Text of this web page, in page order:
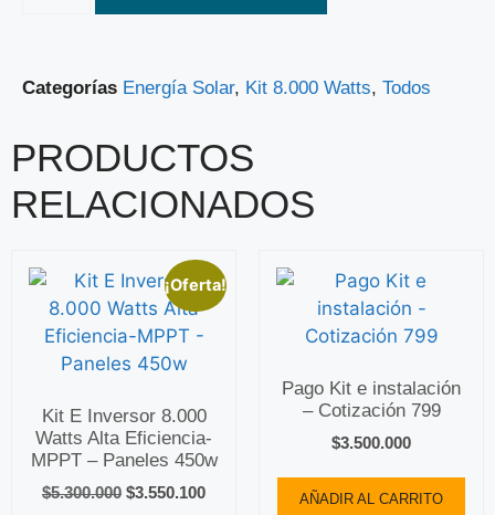
Categorías Energía Solar, Kit 8.000 Watts, Todos
PRODUCTOS
RELACIONADOS
¡Oferta!
Kit E Inversor 8.000
Watts Alta Eficiencia-
MPPT – Paneles 450w
$5.300.000 $3.550.100
Pago Kit e instalación
– Cotización 799
$3.500.000
AÑADIR AL CARRITO